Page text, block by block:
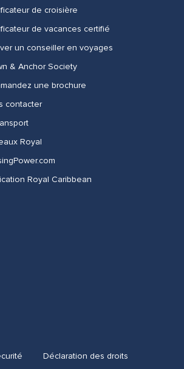
de croisière
de vacances certifié
un conseiller en voyages
& Anchor Society
une brochure
contacter
Royal
Royal Caribbean
Déclaration des droits